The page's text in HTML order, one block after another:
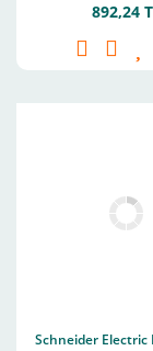
892,24
Schneider Electric